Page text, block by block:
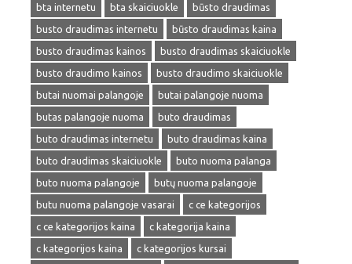
bta internetu
bta skaiciuokle
būsto draudimas
busto draudimas internetu
būsto draudimas kaina
busto draudimas kainos
busto draudimas skaiciuokle
busto draudimo kainos
busto draudimo skaiciuokle
butai nuomai palangoje
butai palangoje nuoma
butas palangoje nuoma
buto draudimas
buto draudimas internetu
buto draudimas kaina
buto draudimas skaiciuokle
buto nuoma palanga
buto nuoma palangoje
butų nuoma palangoje
butu nuoma palangoje vasarai
c ce kategorijos
c ce kategorijos kaina
c kategorija kaina
c kategorijos kaina
c kategorijos kursai